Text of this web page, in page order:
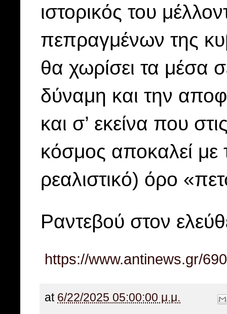
ιστορικός του
πεπραγμένων της
θα χωρίσει τα μέσα
δύναμη και την
και σ’ εκείνα που
κόσμος αποκαλεί με
ρεαλιστικό) όρο
Ραντεβού στον
https://www.antinews.gr/
at 6/22/2025 05:00:00 μ.μ.